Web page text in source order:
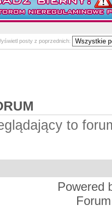
posty z poprzednich:
to
Powered